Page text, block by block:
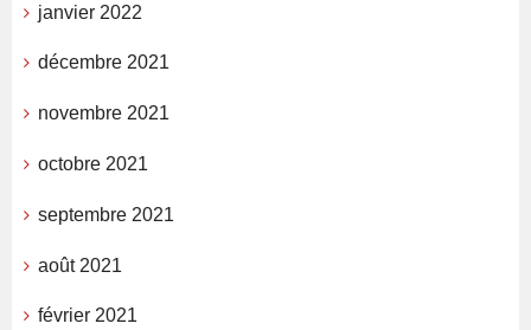
janvier 2022
décembre 2021
novembre 2021
octobre 2021
septembre 2021
août 2021
février 2021